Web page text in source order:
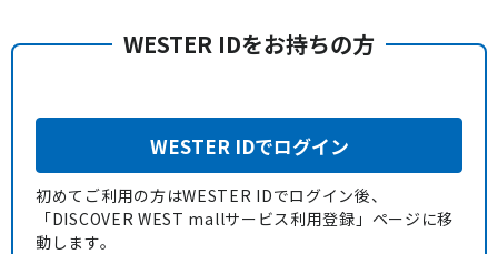
WESTER IDをお持ちの方
WESTER IDでログイン
初めてご利用の方はWESTER IDでログイン後、
「DISCOVER WEST mallサービス利用登録」ページに移
動します。